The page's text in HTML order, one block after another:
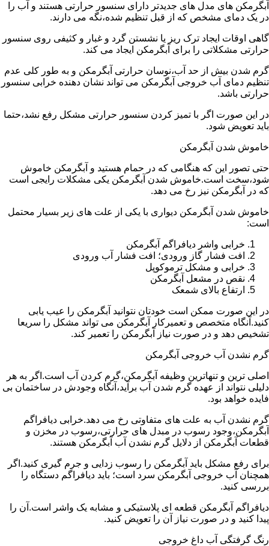
آبگرمکن های مدل های جدیدتر دارای سنسور حرارتی هستند و آب را
در یک دمای مشخص که از قبل تنظیم شده،نگه می دارند.
گاهی اوقات ایجاد ترک ریز یا نشستن گرد و غبار و کثیفی روی سنسور
حرارتی مشکلاتی را برای آبگرمکن ایجاد می کند.
گرم شدن بیش از حد آب،نوسان حرارتی آبگرمکن و به طور کلی عدم
تنظیم دمای آب خروجی آبگرمکن می تواند نشان دهنده خرابی سنسور
حرارتی باشد.
در این صورت اگر با تمیز کردن سنسور حرارتی مشکل رفع نشد،حتما
باید تعویض شود.
خاموش شدن آبگرمکن
حتی تصور این که هنگامی که در حمام هستید و آبگرمکن خاموش
شود،سخت است.خاموش شدن آبگرمکن یکی مشکلات رایجی است
که در آبگرمکن نیز رخ می دهد.
خاموش شدن آبگرمکن دیواری با یکی از علت های زیر بسیار محتمل
است:
خرابی واشر دیافراگم آبگرمکن
افت فشار گاز ورودی؛ افت فشار آب ورودی
خرابی و مشکل ترموکوپل
نقص در مشعل آبگرمکن
ارتفاع بالای شمعک
در این صورت ممکن است خودتان نتوانید آبگرمکن را عیب یابی
کنید.آنگاه متخصص و تعمیرکار آبگرمکن می تواند مشکل را سریعا
تشخیص دهد و در صورت نیاز آبگرمکن را تعمیر کند.
گرم نشدن آب خروجی آبگرمکن
اصلی ترین و تنهاترین وظیفه آبگرمکن،گرم کردن آب است.اگر به هر
دلیلی نتواند از عهده گرم شدن آب برآید،آنگاه وجودش در ساختمان بی
فایده خواهد بود.
گرم نشدن آب به علت های متفاوتی رخ می دهد.خرابی دیافراگم
آبگرمکن،وجود رسوب در مبدل های حرارتی،رسوب در مخزن و
قطعات آبگرمکن از دلایل گرم نشدن آب آبگرمکن هستند.
برای رفع مشکل باید آبگرمکن را رسوب زدایی و جرم گیری کنید.اگر
همچنان آب خروجی آبگرمکن سرد است؛ باید دیافراگم دستگاه را
بررسی کنید.
دیافراگم آبگرمکن قطعه ای پلاستیکی و مشابه یک واشر است.آن را
پیدا کنید و در صورت نیاز آن را تعویض کنید.
رنگ گرفتگی آب داغ خروجی